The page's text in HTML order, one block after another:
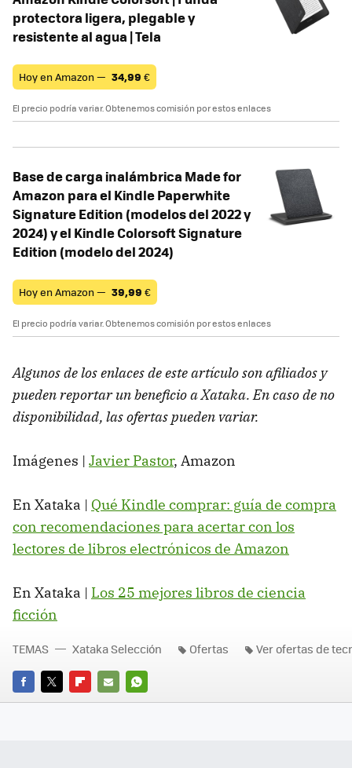
protectora ligera, plegable y
resistente al agua | Tela
Hoy en Amazon — 34,99 €
El precio podría variar. Obtenemos comisión por estos enlaces
Base de carga inalámbrica Made for
Amazon para el Kindle Paperwhite
Signature Edition (modelos del 2022 y
2024) y el Kindle Colorsoft Signature
Edition (modelo del 2024)
Hoy en Amazon — 39,99 €
El precio podría variar. Obtenemos comisión por estos enlaces
Algunos de los enlaces de este artículo son afiliados y
pueden reportar un beneficio a Xataka. En caso de no
disponibilidad, las ofertas pueden variar.
Imágenes | Javier Pastor, Amazon
En Xataka | Qué Kindle comprar: guía de compra
con recomendaciones para acertar con los
lectores de libros electrónicos de Amazon
En Xataka | Los 25 mejores libros de ciencia
ficción
FACEBOOK
TWITTERFLIPBOARD
E-
WHATSAPP
TEMAS Xataka Selección Ofertas Ver ofertas de